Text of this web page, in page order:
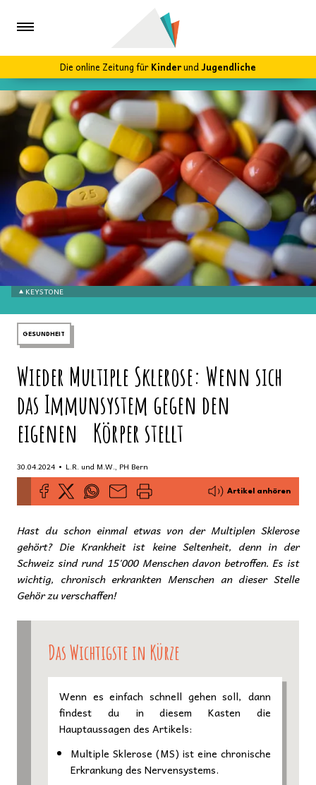
Die online Zeitung fürKinderundJugendliche
KEYSTONE
GESUNDHEIT
Wieder Multiple Sklerose: Wenn sich
das Immunsystem gegen den
eigenen Körper stellt
30.04.2024 • L.R. und M.W., PH Bern
Artikel anhören
Hast du schon einmal etwas von der Multiplen Sklerose
gehört? Die Krankheit ist keine Seltenheit, denn in der
Schweiz sind rund 15'000 Menschen davon betroffen. Es ist
wichtig, chronisch erkrankten Menschen an dieser Stelle
Gehör zu verschaffen!
Das Wichtigste in Kürze
Wenn es einfach schnell gehen soll, dann
findest du in diesem Kasten die
Hauptaussagen des Artikels:
Multiple Sklerose (MS) ist eine chronische
Erkrankung des Nervensystems.